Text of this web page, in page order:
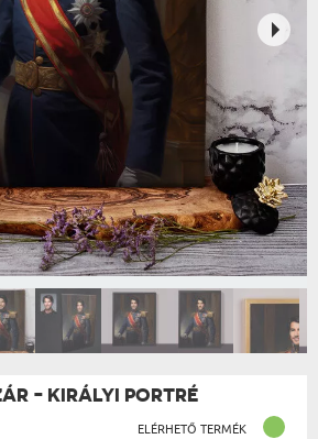
- KIRÁLYI PORTRÉ
ELÉRHETŐ TERMÉK